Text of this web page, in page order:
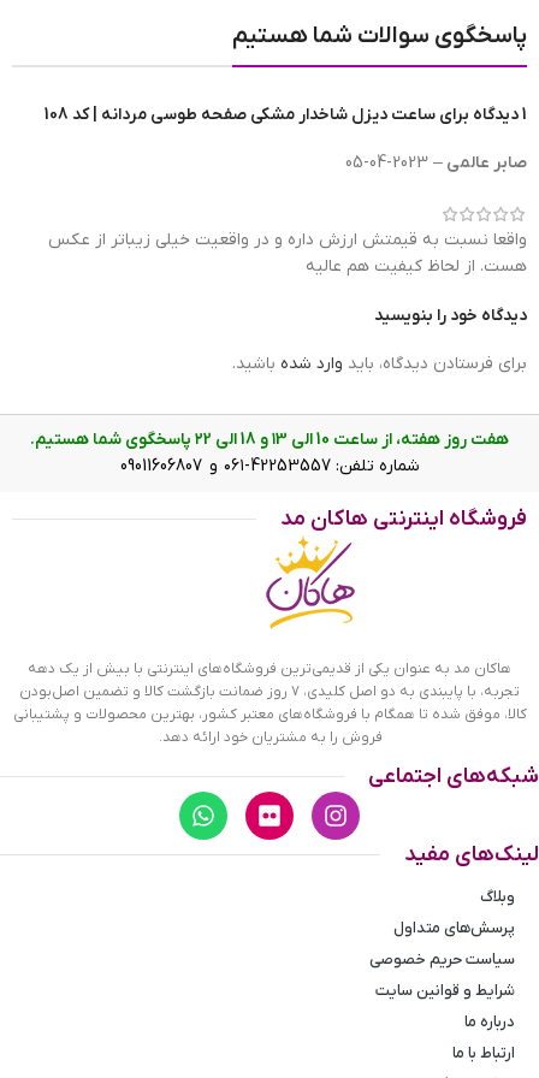
صفحه ساعت دیزل شاخدار مشکی صفحه طوسی مردانه
ویژگی ساعت دیزل شاخدار مشکی صفحه طوسی مردانه
پاسخگوی سوالات شما هستیم
1 دیدگاه برای ساعت دیزل شاخدار مشکی صفحه طوسی مردانه | کد 108
صابر عالمی –
2023-04-05
واقعا نسبت به قیمتش ارزش داره و در واقعیت خیلی زیباتر از عکس
هست. از لحاظ کیفیت هم عالیه
دیدگاه خود را بنویسید
برای فرستادن دیدگاه، باید وارد شده باشید.
هفت روز هفته، از ساعت 10 الی ۱3 و 18 الی ۲2 پاسخگوی شما هستیم.
شماره تلفن: 42253557-۰۶۱ و 09011606807
فروشگاه اینترنتی هاکان مد
هاکان مد به عنوان یکی از قدیمی‌ترین فروشگاه‌های اینترنتی با بیش از یک دهه
تجربه، با پایبندی به دو اصل کلیدی، ۷ روز ضمانت بازگشت کالا و تضمین اصل‌بودن
کالا، موفق شده تا همگام با فروشگاه‌های معتبر کشور، بهترین محصولات و پشتیبانی
فروش را به مشتریان خود ارائه دهد.
شبکه‌های اجتماعی
لینک‌های مفید
وبلاگ
پرسش‌های متداول
سیاست حریم خصوصی
شرایط و قوانین سایت
درباره ما
ارتباط با ما